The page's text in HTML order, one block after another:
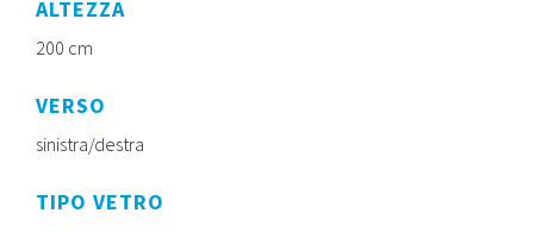
ALTEZZA
200 cm
VERSO
sinistra/destra
TIPO VETRO